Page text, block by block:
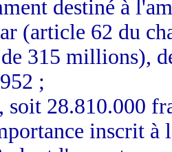
destiné à
(article 62 du
315 millions),
;
soit 28.810.000
inscrit